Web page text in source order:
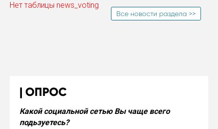
Нет таблицы news_voting
Все новости раздела >>
ОПРОС
Какой социальной сетью Вы чаще всего
подьзуетесь?